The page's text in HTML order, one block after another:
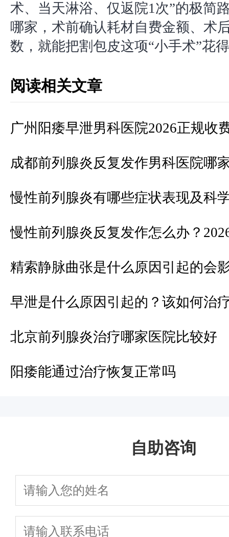
术、当天淋浴、仅返院1次”的极简
哪家，术前确认耗材自费金额、术
数，就能把割包皮这项“小手术”花
阅读相关文章
广州阳痿早泄男科医院2026正规收
成都前列腺炎反复发作男科医院哪
慢性前列腺炎有哪些症状表现及科
慢性前列腺炎反复发作怎么办？
精索静脉曲张是什么原因引起的会
早泄是什么原因引起的？该如何治
北京前列腺炎治疗哪家医院比较好
阳痿能通过治疗恢复正常吗
自助咨询